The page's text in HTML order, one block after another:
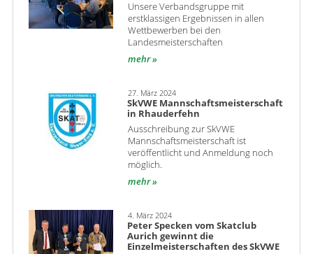
Unsere Verbandsgruppe mit
erstklassigen Ergebnissen in allen
Wettbewerben bei den
Landesmeisterschaften
mehr
27. März 2024
SkVWE Mannschaftsmeisterschaft
in Rhauderfehn
Ausschreibung zur SkVWE
Mannschaftsmeisterschaft ist
veröffentlicht und Anmeldung noch
möglich.
mehr
4. März 2024
Peter Specken vom Skatclub
Aurich gewinnt die
Einzelmeisterschaften des SkVWE